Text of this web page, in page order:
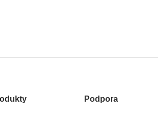
Podpora